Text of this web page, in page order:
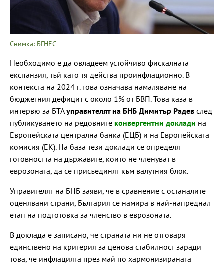
Снимка: БГНЕС
Необходимо е да овладеем устойчиво фискалната
експанзия, тъй като тя действа проинфлационно. В
контекста на 2024 г. това означава намаляване на
бюджетния дефицит с около 1% от БВП. Това каза в
интервю за БТАуправителят на БНБ Димитър Радев след
публикуването на редовните конвергентни доклади на
Европейската централна банка (ЕЦБ) и на Европейската
комисия (ЕК). На база тези доклади се определя
готовността на държавите, които не членуват в
еврозоната, да се присъединят към валутния блок.
Управителят на БНБ заяви, че в сравнение с останалите
оценявани страни, България се намира в най-напреднал
етап на подготовка за членство в еврозоната.
В доклада е записано, че страната ни не отговаря
единствено на критерия за ценова стабилност заради
това, че инфлацията през май по хармонизираната